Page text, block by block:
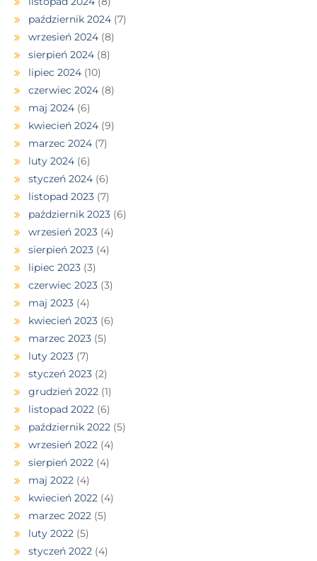
październik 2024 (7)
wrzesień 2024 (8)
sierpień 2024 (8)
lipiec 2024 (10)
czerwiec 2024 (8)
maj 2024 (6)
kwiecień 2024 (9)
marzec 2024 (7)
luty 2024 (6)
styczeń 2024 (6)
listopad 2023 (7)
październik 2023 (6)
wrzesień 2023 (4)
sierpień 2023 (4)
lipiec 2023 (3)
czerwiec 2023 (3)
maj 2023 (4)
kwiecień 2023 (6)
marzec 2023 (5)
luty 2023 (7)
styczeń 2023 (2)
grudzień 2022 (1)
listopad 2022 (6)
październik 2022 (5)
wrzesień 2022 (4)
sierpień 2022 (4)
maj 2022 (4)
kwiecień 2022 (4)
marzec 2022 (5)
luty 2022 (5)
styczeń 2022 (4)